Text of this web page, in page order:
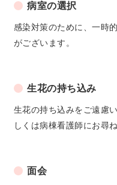
病室の選択
感染対策のために、一時
がございます。
生花の持ち込み
生花の持ち込みをご遠慮
しくは病棟看護師にお尋
面会